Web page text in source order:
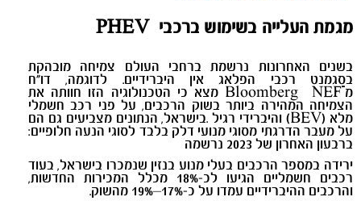
מגמת העלייה בשימוש ברכבי
בשנים האחרונות נרשמת ברחבי העולם צמיחה מובהקת
בסגמנט רכבי הפלאג אין היברידיים. לדוגמה, דו“ח
מ־
Bloomberg NEF
מצא כי הטכנולוגיה הזו חוותה את
הצמיחה המהירה ביותר בשוק הרכבים, על פני רכב חשמלי
מלא (BEV) והיברידי רגיל .בישראל, הנתונים מצביעים גם הם
על מעבר הדרגתי מסוגי מנועי דלק בלבד לסוגי הנעה חלופיים:
ברבעון האחרון של 2023 נרשמה
ירידה במספר הרכבים בעלי מנוע בנזין שנמכרו בישראל, בעוד
רכבים חשמליים הגיעו לכ-18% מכלל המכירות החדשות,
והרכבים ההיברידיים עמדו על כ-17%–19% מהשוק
.